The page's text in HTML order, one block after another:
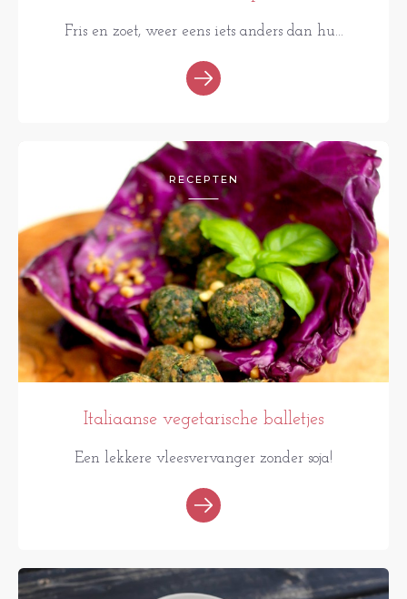
Fris en zoet, weer eens iets anders dan hu...
RECEPTEN
Italiaanse vegetarische balletjes
Een lekkere vleesvervanger zonder soja!